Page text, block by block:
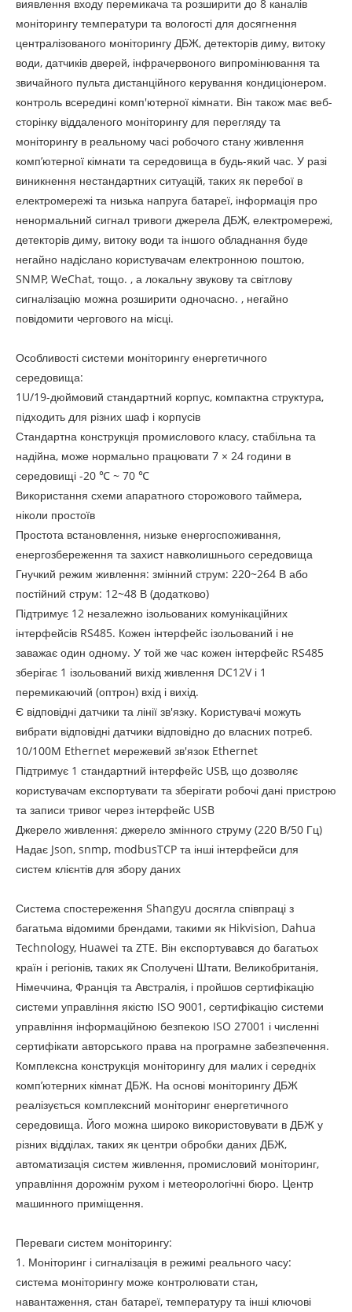
виявлення входу перемикача та розширити до 8 каналів
моніторингу температури та вологості для досягнення
централізованого моніторингу ДБЖ, детекторів диму, витоку
води, датчиків дверей, інфрачервоного випромінювання та
звичайного пульта дистанційного керування кондиціонером.
контроль всередині комп'ютерної кімнати. Він також має веб-
сторінку віддаленого моніторингу для перегляду та
моніторингу в реальному часі робочого стану живлення
комп’ютерної кімнати та середовища в будь-який час. У разі
виникнення нестандартних ситуацій, таких як перебої в
електромережі та низька напруга батареї, інформація про
ненормальний сигнал тривоги джерела ДБЖ, електромережі,
детекторів диму, витоку води та іншого обладнання буде
негайно надіслано користувачам електронною поштою,
SNMP, WeChat, тощо. , а локальну звукову та світлову
сигналізацію можна розширити одночасно. , негайно
повідомити чергового на місці.
Особливості системи моніторингу енергетичного
середовища:
1U/19-дюймовий стандартний корпус, компактна структура,
підходить для різних шаф і корпусів
Стандартна конструкція промислового класу, стабільна та
надійна, може нормально працювати 7 × 24 години в
середовищі -20 ℃ ~ 70 ℃
Використання схеми апаратного сторожового таймера,
ніколи простоїв
Простота встановлення, низьке енергоспоживання,
енергозбереження та захист навколишнього середовища
Гнучкий режим живлення: змінний струм: 220~264 В або
постійний струм: 12~48 В (додатково)
Підтримує 12 незалежно ізольованих комунікаційних
інтерфейсів RS485. Кожен інтерфейс ізольований і не
заважає один одному. У той же час кожен інтерфейс RS485
зберігає 1 ізольований вихід живлення DC12V і 1
перемикаючий (оптрон) вхід і вихід.
Є відповідні датчики та лінії зв'язку. Користувачі можуть
вибрати відповідні датчики відповідно до власних потреб.
10/100M Ethernet мережевий зв'язок Ethernet
Підтримує 1 стандартний інтерфейс USB, що дозволяє
користувачам експортувати та зберігати робочі дані пристрою
та записи тривог через інтерфейс USB
Джерело живлення: джерело змінного струму (220 В/50 Гц)
Надає Json, snmp, modbusTCP та інші інтерфейси для
систем клієнтів для збору даних
Система спостереження Shangyu досягла співпраці з
багатьма відомими брендами, такими як Hikvision, Dahua
Technology, Huawei та ZTE. Він експортувався до багатьох
країн і регіонів, таких як Сполучені Штати, Великобританія,
Німеччина, Франція та Австралія, і пройшов сертифікацію
системи управління якістю ISO 9001, сертифікацію системи
управління інформаційною безпекою ISO 27001 і численні
сертифікати авторського права на програмне забезпечення.
Комплексна конструкція моніторингу для малих і середніх
комп’ютерних кімнат ДБЖ. На основі моніторингу ДБЖ
реалізується комплексний моніторинг енергетичного
середовища. Його можна широко використовувати в ДБЖ у
різних відділах, таких як центри обробки даних ДБЖ,
автоматизація систем живлення, промисловий моніторинг,
управління дорожнім рухом і метеорологічні бюро. Центр
машинного приміщення.
Переваги систем моніторингу:
1. Моніторинг і сигналізація в режимі реального часу:
система моніторингу може контролювати стан,
навантаження, стан батареї, температуру та інші ключові